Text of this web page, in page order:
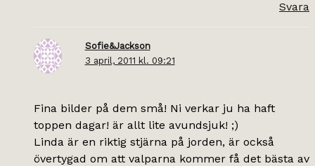
Svara
Sofie&Jackson
3 april, 2011 kl. 09:21
Fina bilder på dem små! Ni verkar ju ha haft
toppen dagar! är allt lite avundsjuk! ;)
Linda är en riktig stjärna på jorden, är också
övertygad om att valparna kommer få det bästa av